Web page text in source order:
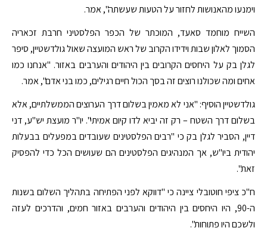
וימנעו מהאנושות לחזור על הטעות שעשתה", אמר.
השייח מוחמד סאעד, המוכתר של הכפר הפלסטיני חרבת זכאריה
הסמוך לאלון שבות וידידו הקרוב של ראש המועצה שאול גולדשטיין, סיפר
לגלן בק על היחסים הקרובים בין היהודים והערבים באזור. "אנחנו כמו
אחים ומה שכולנו רוצים זה בסך הכול חיים רגילים, כמו בני אדם", אמר.
גולדשטיין הוסיף: "אני לא מאמין בשלום דרך הערוצים הממשלתיים, אלא
בשלום דרך השטח – רק זה יביא לדו קיום אמיתי". יו"ר מועצת יש"ע, דני
דיין, הסביר לגלן בק כי "רבים הפלסטינים שעובדים במפעלים בבעלות
יהודית ביו"ש, אך המנהיגים הפלסטינים הם שעושים הכל כדי להפסיק
זאת".
ח"כ ציפי חוטובלי ציינה כי "דווקא לפני הפתיחה בתהליך השלום בשנות
ה-90, היו היחסים בין היהודים והערבים באזור חמים, והדרכים לעזה
ולשכם היו פתוחות".